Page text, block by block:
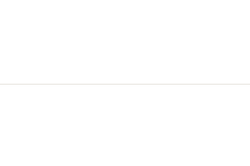
Crocchette per gatto